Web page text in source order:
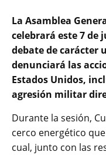
La Asamblea
celebrará este 7 de
debate de carácter
denunciará las
Estados Unidos,
agresión militar
Durante la sesión,
cerco energético
cual, junto con las